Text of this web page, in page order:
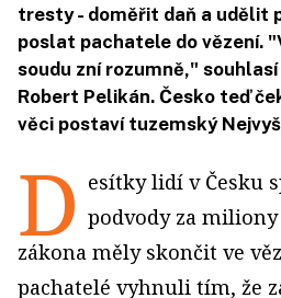
tresty - doměřit daň a udělit
poslat pachatele do vězení.
soudu zní rozumně,"
Robert Pelikán. Česko teď
věci postaví tuzemský
D esítky lidí v Česku
podvody za
zákona měly skončit ve
pachatelé vyhnuli tím, že